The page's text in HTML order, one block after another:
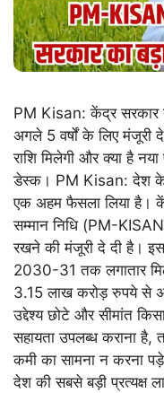
PM Kisan: केंद्र सरकार
अगले 5 वर्षों के लिए मंजूरी
राशि मिलेगी और क्या है
डेस्क। PM Kisan: देश के
एक अहम फैसला लिया है।
सम्मान निधि (PM-
रखने की मंजूरी दे दी है।
2030-31 तक लगातार
3.15 लाख करोड़ रुपये से
उद्देश्य छोटे और सीमांत
सहायता उपलब्ध कराना है,
कमी का सामना न करना
देश की सबसे बड़ी प्रत्यक्ष